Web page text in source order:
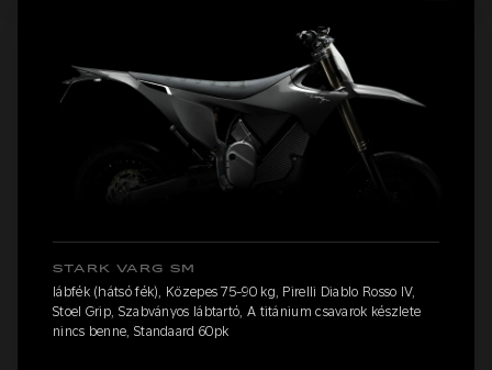
STARK VARG SM
lábfék (hátsó fék), Közepes 75-90 kg, Pirelli Diablo Rosso IV,
Stoel Grip, Szabványos lábtartó, A titánium csavarok készlete
nincs benne, Standaard 60pk